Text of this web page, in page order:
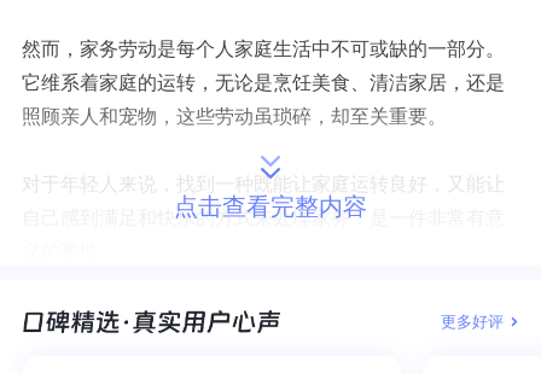
然而，家务劳动是每个人家庭生活中不可或缺的一部分。
它维系着家庭的运转，无论是烹饪美食、清洁家居，还是
照顾亲人和宠物，这些劳动虽琐碎，却至关重要。
对于年轻人来说，找到一种既能让家庭运转良好，又能让
自己感到满足和快乐的方式来处理家务，是一件非常有意
1.家务活能激发创造性思维
点击查看完整内容
更多好评